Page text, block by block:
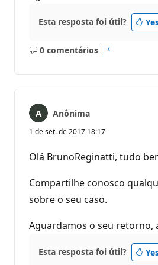
Esta resposta foi útil?
0 comentários
Sem
Anônima
1 de set. de 2017 18:17
Olá BrunoReginatti, tudo
Compartilhe conosco
sobre o seu caso.
Aguardamos o seu retorno,
Esta resposta foi útil?